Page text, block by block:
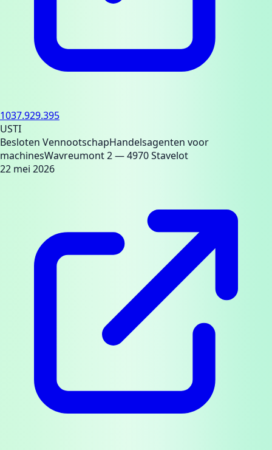
1037.929.395
USTI
Besloten VennootschapHandelsagenten voor
machinesWavreumont 2— 4970 Stavelot
22 mei 2026